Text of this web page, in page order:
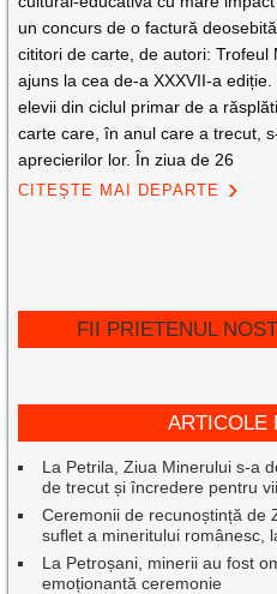
un concurs de o factură
cititori de carte, de autori: Trofeul
ajuns la cea de-a XXXVII-a
elevii din ciclul primar de a
carte care, în anul care a trecut,
aprecierilor lor. În ziua de 26
CITEȘTE MAI DEPARTE
FII PRIETENUL
ARTICOLE
La Petrila, Ziua Minerului s-a
de trecut și încredere pentru
Ceremonii de recunoștință de
suflet a mineritului românesc,
La Petroșani, minerii au fost
emoționantă ceremonie